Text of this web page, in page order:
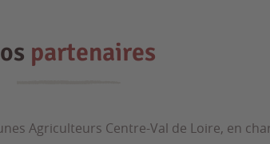
partenaires
Agriculteurs Centre-Val de Loire, en